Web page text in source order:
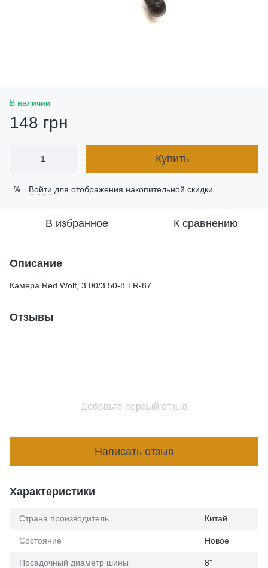
В наличии
148 грн
Купить
% Войти для отображения накопительной скидки
В избранное К сравнению
Описание
Камера Red Wolf, 3.00/3.50-8 TR-87
Отзывы
Добавьте первый отзыв
Написать отзыв
Характеристики
Страна производитель Китай
Состояние Новое
Посадочный диаметр шины 8"